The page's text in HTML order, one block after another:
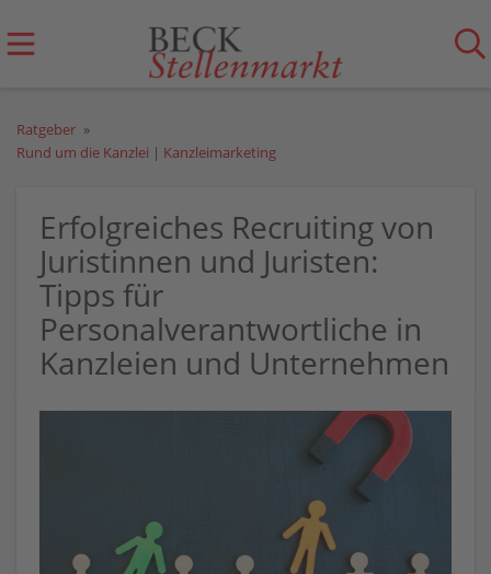
Ratgeber
Rund um die Kanzlei | Kanzleimarketing
Erfolgreiches Recruiting von
Juristinnen und Juristen:
Tipps für
Personalverantwortliche in
Kanzleien und Unternehmen